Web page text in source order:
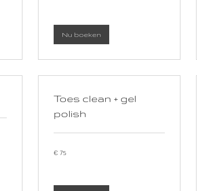
Nu boeken
Toes clean + gel
polish
euro
€ 75